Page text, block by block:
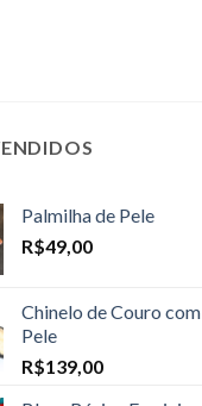
Palmilha de Pele
R$49,00
Chinelo de Couro com
Pele
R$139,00